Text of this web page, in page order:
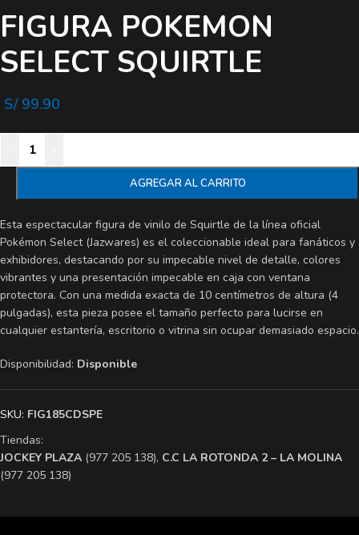
FIGURA POKEMON
SELECT SQUIRTLE
S/99.90
AGREGAR AL CARRITO
Esta espectacular figura de vinilo de Squirtle de la línea oficial
Pokémon Select (Jazwares) es el coleccionable ideal para fanáticos y
exhibidores, destacando por su impecable nivel de detalle, colores
vibrantes y una presentación impecable en caja con ventana
protectora. Con una medida exacta de 10 centímetros de altura (4
pulgadas), esta pieza posee el tamaño perfecto para lucirse en
cualquier estantería, escritorio o vitrina sin ocupar demasiado espacio.
Disponibilidad: Disponible
SKU: FIG185CDSPE
Tiendas:
​JOCKEY PLAZA (977 205 138), ​C.C LA ROTONDA 2 – LA MOLINA
(977 205 138)